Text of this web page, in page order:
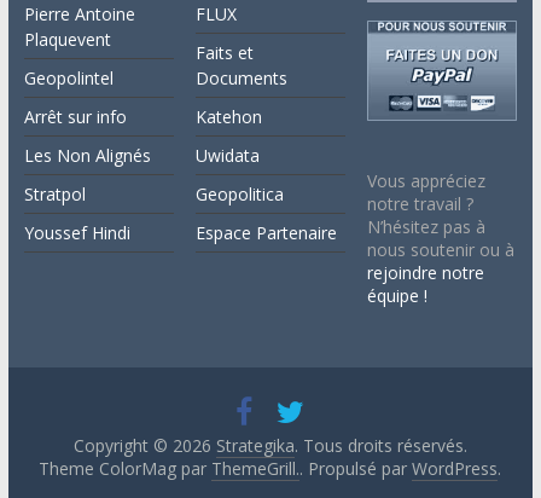
Pierre Antoine
Plaquevent
Geopolintel
Arrêt sur info
Les Non Alignés
Stratpol
Youssef Hindi
FLUX
Faits et
Documents
Katehon
Uwidata
Geopolitica
Espace Partenaire
Vous appréciez
notre travail ?
N’hésitez pas à
nous soutenir ou à
rejoindre notre
équipe !
Copyright © 2026 Strategika. Tous droits réservés.
Theme ColorMag par ThemeGrill.. Propulsé parWordPress.